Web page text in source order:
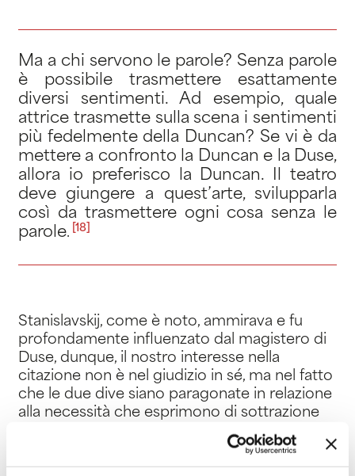
Ma a chi servono le parole? Senza parole
è possibile trasmettere esattamente
diversi sentimenti. Ad esempio, quale
attrice trasmette sulla scena i sentimenti
più fedelmente della Duncan? Se vi è da
mettere a confronto la Duncan e la Duse,
allora io preferisco la Duncan. Il teatro
deve giungere a quest’arte, svilupparla
così da trasmettere ogni cosa senza le
parole. [18]
Stanislavskij, come è noto, ammirava e fu
profondamente influenzato dal magistero di
Duse, dunque, il nostro interesse nella
citazione non è nel giudizio in sé, ma nel fatto
che le due dive siano paragonate in relazione
alla necessità che esprimono di sottrazione
della parola, in favore dell’espressione globale
L’accostamento Duse-Duncan diventa invece